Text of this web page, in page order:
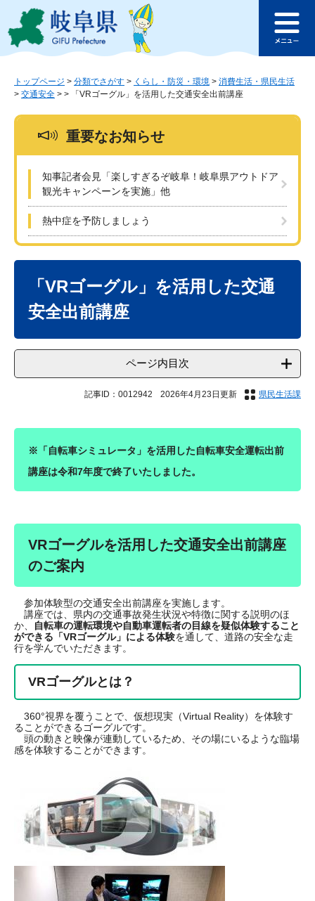
ジ
ュ
このページの本文へ
ュ
トップページ > 分類でさがす > くらし・防災・環境 > 消費生活・県民生活
> 交通安全 > > 「VRゴーグル」を活用した交通安全出前講座
重要なお知らせ
知事記者会見「楽しすぎるぞ岐阜！岐阜県アウトドア
観光キャンペーンを実施」他
熱中症を予防しましょう
「VRゴーグル」を活用した交通
安全出前講座
ページ内目次
記事ID：0012942 2026年4月23日更新 県民生活課
※「自転車シミュレータ」を活用した自転車安全運転出前
講座は令和7年度で終了いたしました。
VRゴーグルを活用した交通安全出前講座
のご案内
参加体験型の交通安全出前講座を実施します。
講座では、県内の交通事故発生状況や特徴に関する説明のほ
か、
自転車の運転環境や自動車運転者の目線を疑似体験すること
ができる「VRゴーグル」による体験を通して、道路の安全な走
行を学んでいただきます。
VRゴーグルとは？
360°視界を覆うことで、仮想現実（Virtual Reality）を体験す
ることができるゴーグルです。
頭の動きと映像が連動しているため、その場にいるような臨場
感を体験することができます。